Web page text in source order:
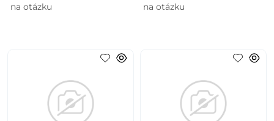
na otázku na otázku